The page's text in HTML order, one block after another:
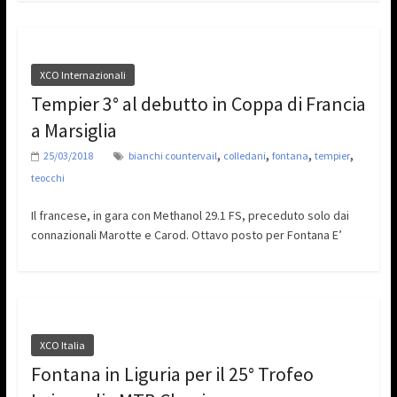
XCO Internazionali
Tempier 3° al debutto in Coppa di Francia
a Marsiglia
25/03/2018 bianchi countervail, colledani, fontana, tempier,
teocchi
Il francese, in gara con Methanol 29.1 FS, preceduto solo dai
connazionali Marotte e Carod. Ottavo posto per Fontana E’
XCO Italia
Fontana in Liguria per il 25° Trofeo